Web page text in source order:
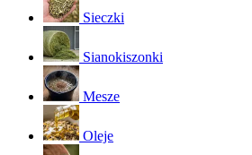
Sieczki
Sianokiszonki
Mesze
Oleje